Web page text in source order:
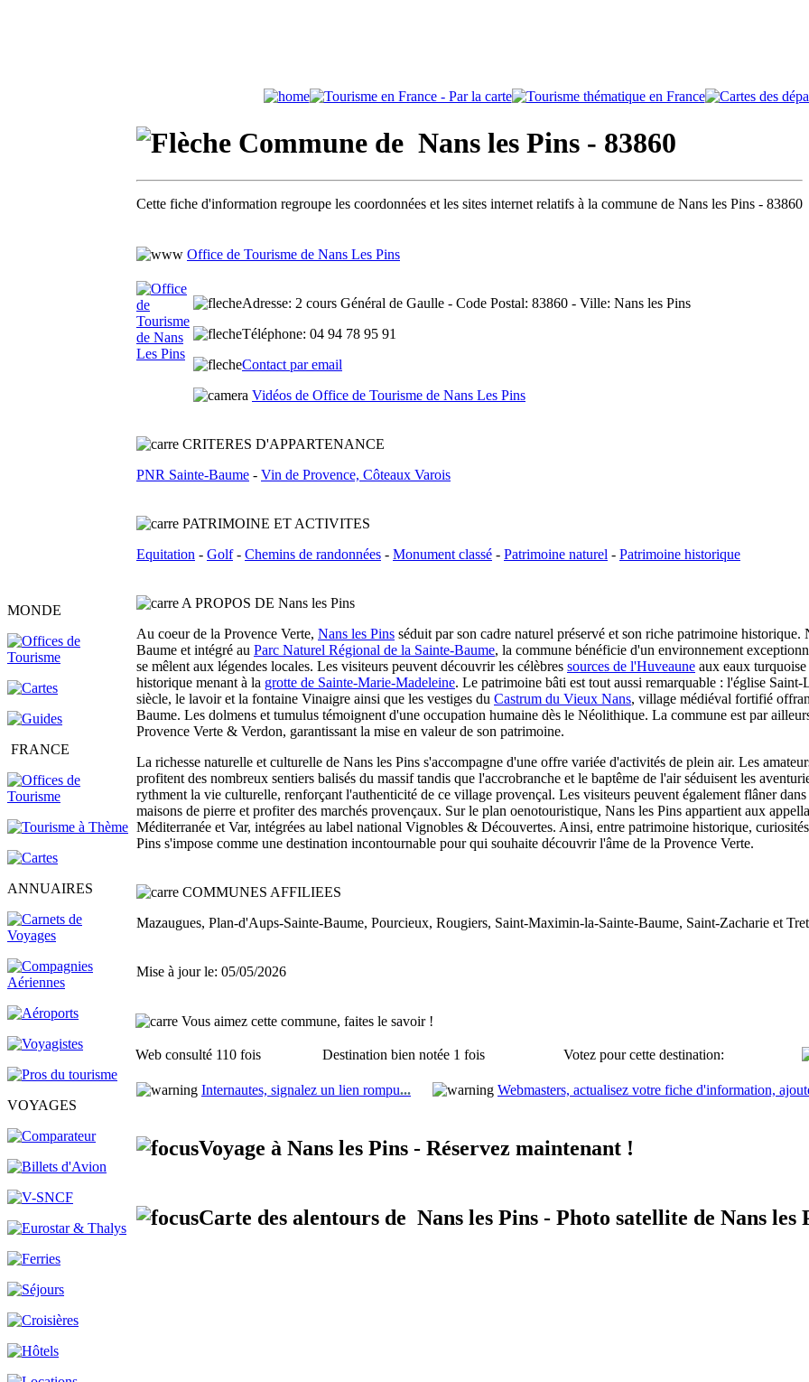
MONDE
FRANCE
ANNUAIRES
VOYAGES
Commune de Nans les Pins - 83860
Cette fiche d'information regroupe les coordonnées et les sites internet relatifs à la commune de Nans les Pins - 83860
Office de Tourisme de Nans Les Pins
Adresse: 2 cours Général de Gaulle - Code Postal: 83860 - Ville: Nans les Pins
Téléphone: 04 94 78 95 91
Contact par email
Vidéos de Office de Tourisme de Nans Les Pins
CRITERES D'APPARTENANCE
PNR Sainte-Baume - Vin de Provence, Côteaux Varois
PATRIMOINE ET ACTIVITES
Equitation - Golf- Chemins de randonnées - Monument classé - Patrimoine naturel - Patrimoine historique
A PROPOS DE Nans les Pins
Au coeur de la Provence Verte, Nans les Pins séduit par son cadre naturel préservé et son riche patrimoine
Baume et intégré au Parc Naturel Régional de la Sainte-Baume, la commune bénéficie d'un environnement
se mêlent aux légendes locales. Les visiteurs peuvent découvrir les célèbres sources de l'Huveaune aux eaux
historique menant à la grotte de Sainte-Marie-Madeleine. Le patrimoine bâti est tout aussi remarquable : l'église
siècle, le lavoir et la fontaine Vinaigre ainsi que les vestiges du Castrum du Vieux Nans, village médiéval fortifié
Baume. Les dolmens et tumulus témoignent d'une occupation humaine dès le Néolithique. La commune est par
Provence Verte & Verdon, garantissant la mise en valeur de son patrimoine.
La richesse naturelle et culturelle de Nans les Pins s'accompagne d'une offre variée d'activités de plein air. Les
profitent des nombreux sentiers balisés du massif tandis que l'accrobranche et le baptême de l'air séduisent les
rythment la vie culturelle, renforçant l'authenticité de ce village provençal. Les visiteurs peuvent également flâner
maisons de pierre et profiter des marchés provençaux. Sur le plan oenotouristique, Nans les Pins appartient aux
Méditerranée et Var, intégrées au label national Vignobles & Découvertes. Ainsi, entre patrimoine historique,
Pins s'impose comme une destination incontournable pour qui souhaite découvrir l'âme de la Provence Verte.
COMMUNES AFFILIEES
Mazaugues, Plan-d'Aups-Sainte-Baume, Pourcieux, Rougiers, Saint-Maximin-la-Sainte-Baume, Saint-Zacharie et
Mise à jour le: 05/05/2026
Vous aimez cette commune, faites le savoir !
Web consulté 110 fois Destination bien notée 1 fois Votez pour cette destination:
Internautes, signalez un lien rompu... Webmasters, actualisez votre fiche d'information,
Voyage à Nans les Pins - Réservez maintenant !
Carte des alentours de Nans les Pins - Photo satellite de Nans les